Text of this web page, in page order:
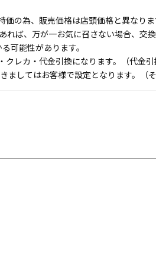
の為、販売価格は店頭価格と異なりま
ば、万が一お気に召さない場合、交
可能性があります。
レカ・代金引換になります。（代金
ましてはお客様で設定となります。（